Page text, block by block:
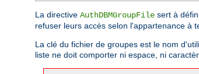
La directive AuthDBMGroupFile sert à
refuser leurs accès selon l'appartenance à
La clé du fichier de groupes est le nom
liste ne doit comporter ni espace, ni